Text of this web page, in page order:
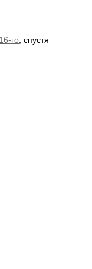
го , спустя